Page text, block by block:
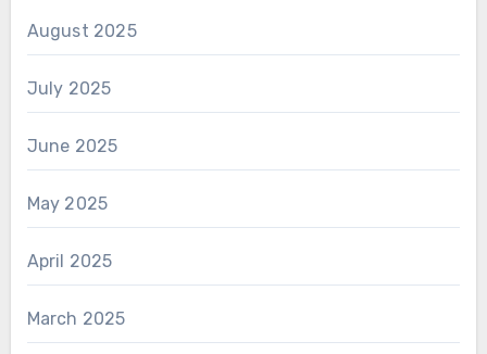
August 2025
July 2025
June 2025
May 2025
April 2025
March 2025